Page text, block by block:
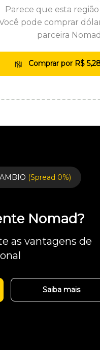
Parece que esta
pode comprar
parceira
Comprar por R$
(Spread 0%)
Nomad?
as vantagens de
Saiba mais